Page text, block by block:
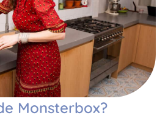
Monsterbox?